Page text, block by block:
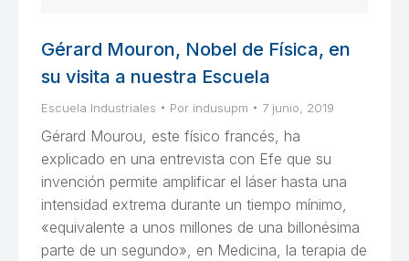
Gérard Mouron, Nobel de Física, en
su visita a nuestra Escuela
Escuela Industriales Por indusupm 7 junio, 2019
Gérard Mourou, este físico francés, ha
explicado en una entrevista con Efe que su
invención permite amplificar el láser hasta una
intensidad extrema durante un tiempo mínimo,
«equivalente a unos millones de una billonésima
parte de un segundo», en Medicina, la terapia de